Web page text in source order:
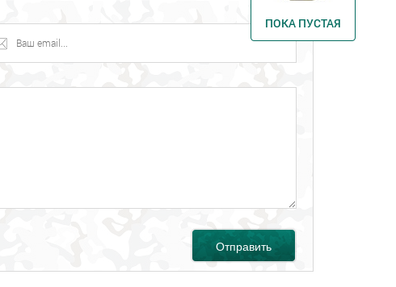
Отправить
ПОКА ПУСТАЯ